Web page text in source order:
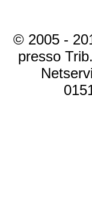
© 2005 -
presso